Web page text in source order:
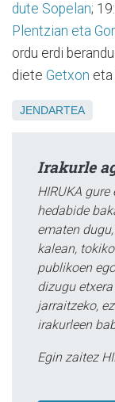
dute Sopelan;
Plentzian eta
ordu erdi
diete Getxon eta
JENDARTEA
Irakurle
HIRUKA
hedabide
ematen
kalean,
publikoen
dizugu
jarraitzeko,
irakurleen
Egin zaitez